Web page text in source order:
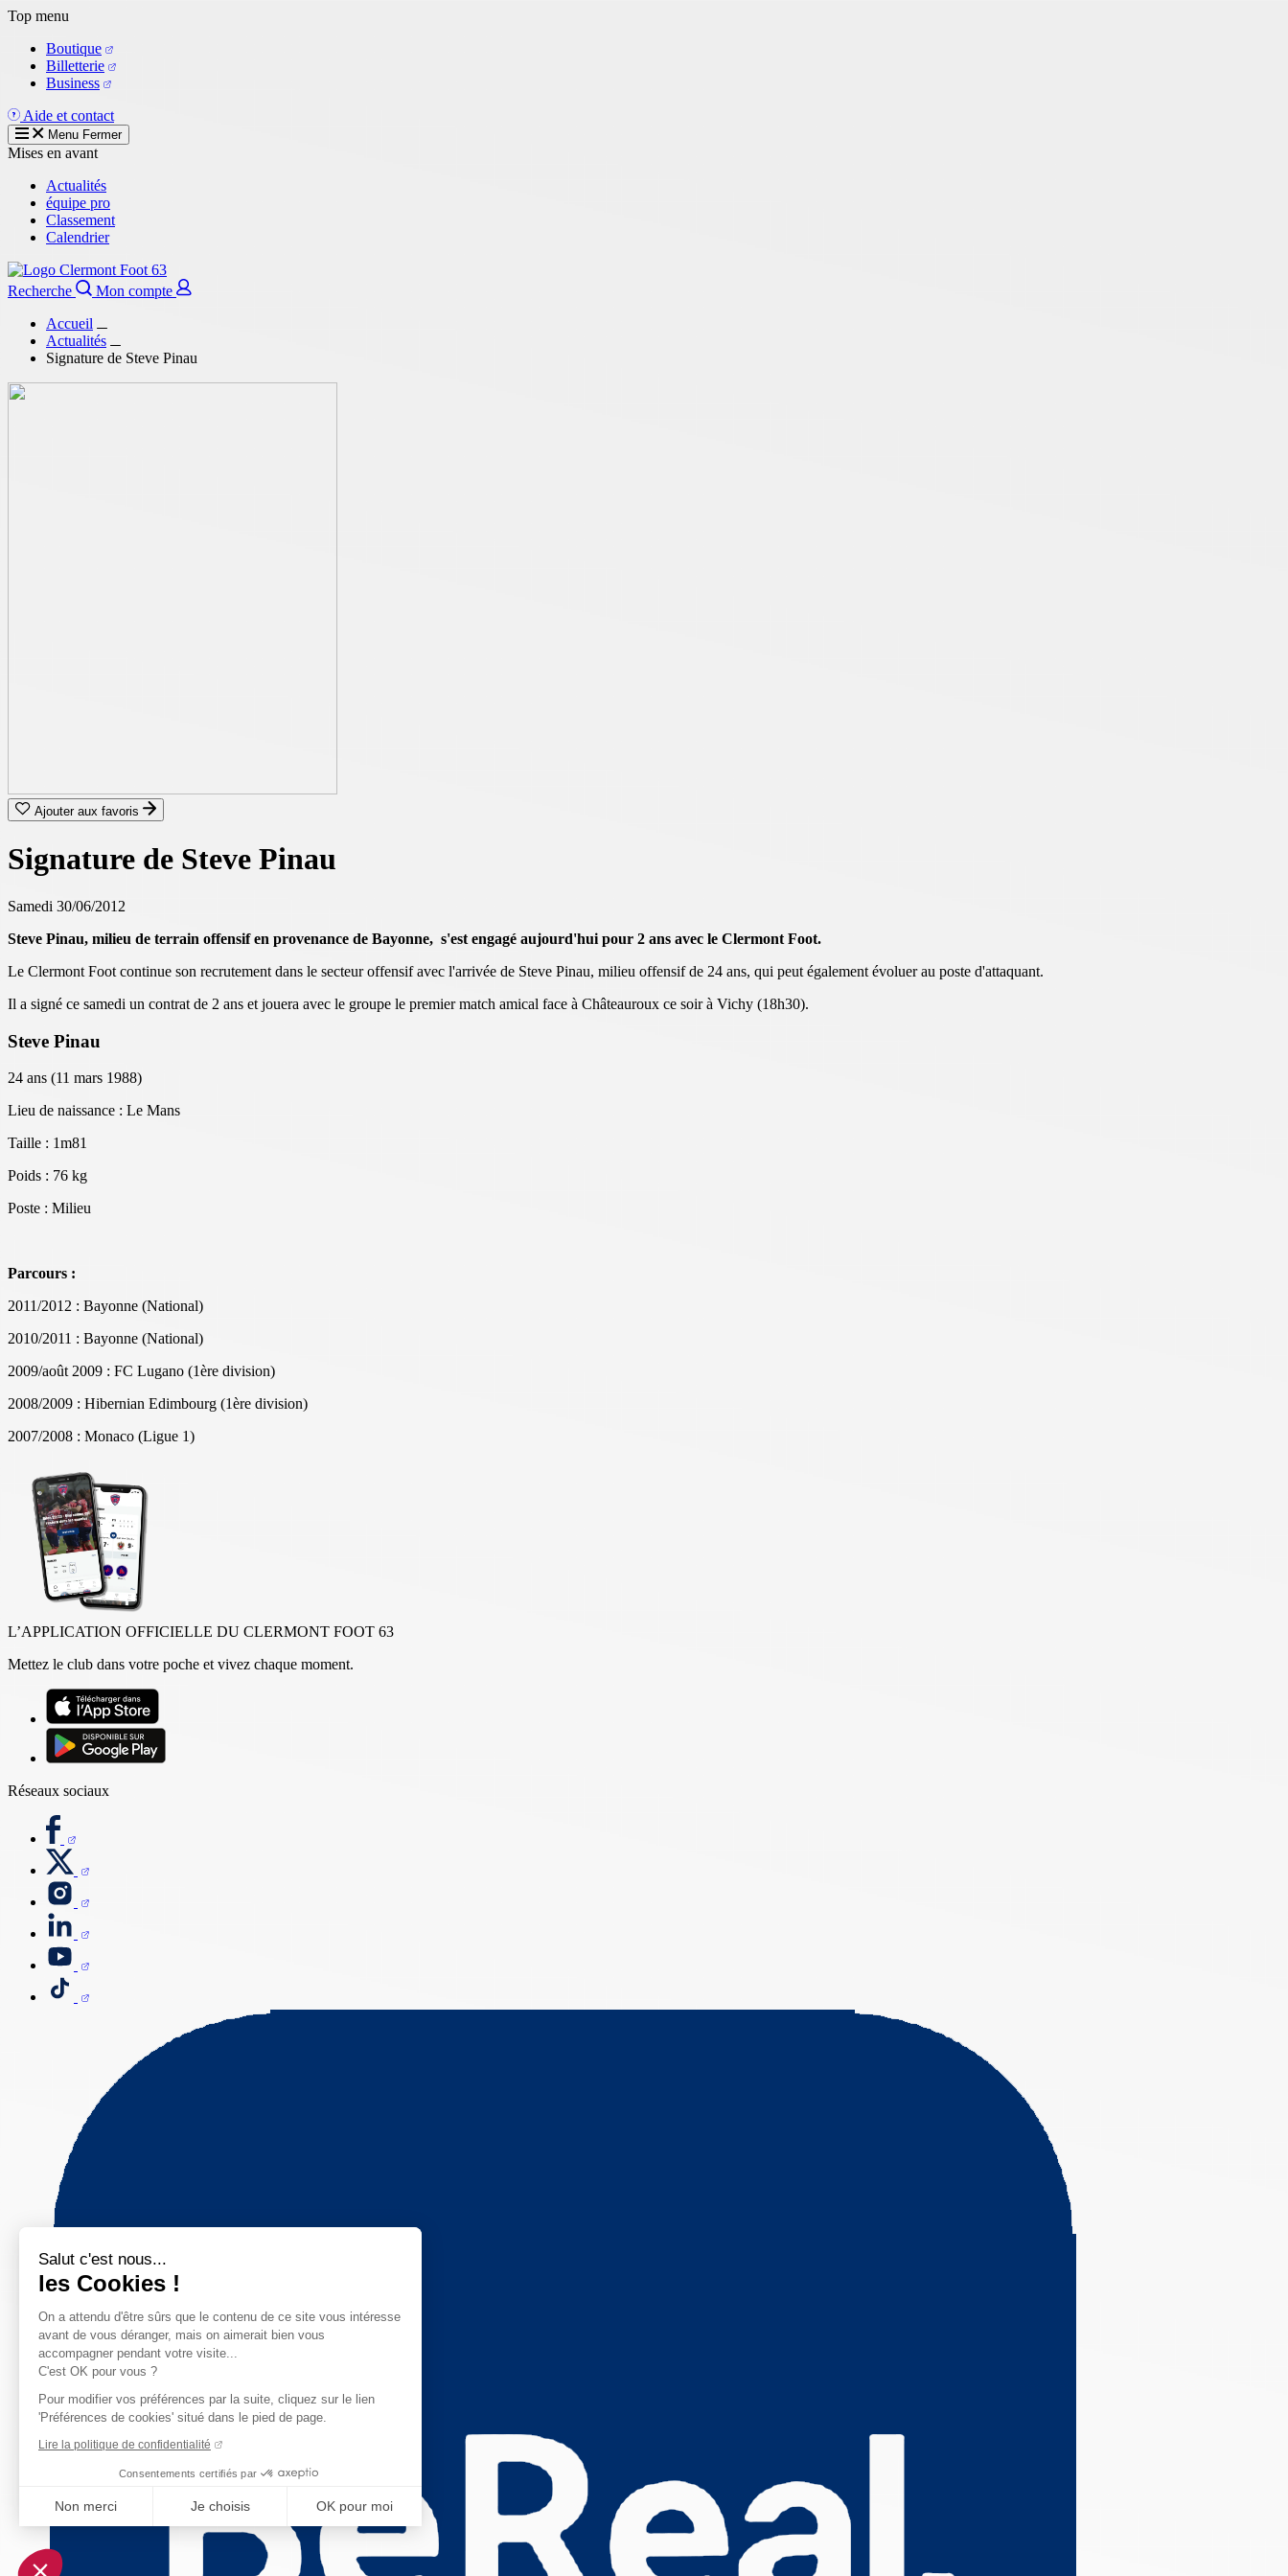
Salut c'est nous...
les Cookies !
On a attendu d'être sûrs que le contenu de ce site vous intéresse
avant de vous déranger, mais on aimerait bien vous
accompagner pendant votre visite...
C'est OK pour vous ?
Pour modifier vos préférences par la suite, cliquez sur le lien
'Préférences de cookies' situé dans le pied de page.
Lire la politique de confidentialité
Consentements certifiés par
Non merci Je choisis OK pour moi
Plateforme de Gestion du Consentement : Personnalisez vos Options
Aller
contenu
principal
Top menu
Boutique
Billetterie
Business
Aide et contact
Menu Fermer
Mises en avant
Actualités
équipe pro
Classement
Calendrier
Recherche
Mon compte
Accueil
Actualités
Signature de Steve Pinau
Ajouter aux favoris
Signature de Steve Pinau
Samedi 30/06/2012
Steve Pinau, milieu de terrain offensif en provenance de Bayonne, s'est engagé aujourd'hui pour 2 ans avec le Clermont Foot.
Le Clermont Foot continue son recrutement dans le secteur offensif avec l'arrivée de Steve Pinau, milieu offensif de 24 ans, qui peut également évoluer au poste d'attaquant.
Il a signé ce samedi un contrat de 2 ans et jouera avec le groupe le premier match amical face à Châteauroux ce soir à Vichy (18h30).
Steve Pinau
24 ans (11 mars 1988)
Lieu de naissance : Le Mans
Taille : 1m81
Poids : 76 kg
Poste : Milieu
Parcours :
2011/2012 : Bayonne (National)
2010/2011 : Bayonne (National)
2009/août 2009 : FC Lugano (1ère division)
2008/2009 : Hibernian Edimbourg (1ère division)
2007/2008 : Monaco (Ligue 1)
L’APPLICATION OFFICIELLE DU CLERMONT FOOT 63
Mettez le club dans votre poche et vivez chaque moment.
Réseaux sociaux